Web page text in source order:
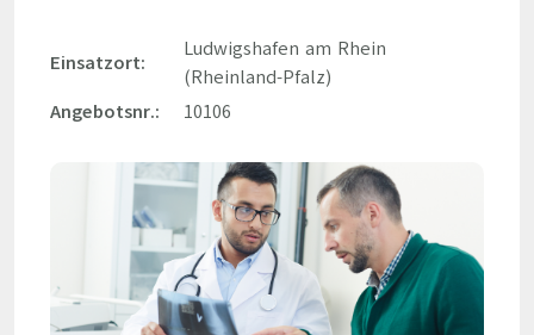
Einsatzort:
Ludwigshafen am Rhein
(Rheinland-Pfalz)
Angebotsnr.:
10106